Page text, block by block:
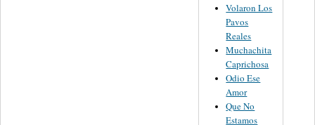
Volaron Los
Pavos
Reales
Muchachita
Caprichosa
Odio Ese
Amor
Que No
Estamos